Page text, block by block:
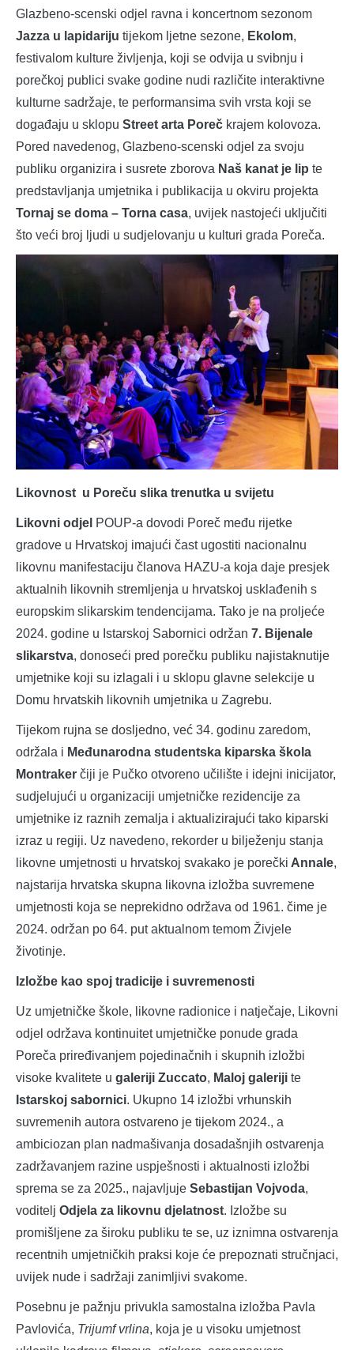
Glazbeno-scenski odjel ravna i koncertnom sezonom
Jazza u lapidariju tijekom ljetne sezone, Ekolom,
festivalom kulture življenja, koji se odvija u svibnju i
porečkoj publici svake godine nudi različite interaktivne
kulturne sadržaje, te performansima svih vrsta koji se
događaju u sklopu Street arta Poreč krajem kolovoza.
Pored navedenog, Glazbeno-scenski odjel za svoju
publiku organizira i susrete zborova Naš kanat je lip te
predstavljanja umjetnika i publikacija u okviru projekta
Tornaj se doma – Torna casa, uvijek nastojeći uključiti
što veći broj ljudi u sudjelovanju u kulturi grada Poreča.
Likovnost u Poreču slika trenutka u svijetu
Likovni odjel POUP-a dovodi Poreč među rijetke
gradove u Hrvatskoj imajući čast ugostiti nacionalnu
likovnu manifestaciju članova HAZU-a koja daje presjek
aktualnih likovnih stremljenja u hrvatskoj usklađenih s
europskim slikarskim tendencijama. Tako je na proljeće
2024. godine u Istarskoj Sabornici održan 7. Bijenale
slikarstva, donoseći pred porečku publiku najistaknutije
umjetnike koji su izlagali i u sklopu glavne selekcije u
Domu hrvatskih likovnih umjetnika u Zagrebu.
Tijekom rujna se dosljedno, već 34. godinu zaredom,
održala i Međunarodna studentska kiparska škola
Montraker čiji je Pučko otvoreno učilište i idejni inicijator,
sudjelujući u organizaciji umjetničke rezidencije za
umjetnike iz raznih zemalja i aktualizirajući tako kiparski
izraz u regiji. Uz navedeno, rekorder u bilježenju stanja
likovne umjetnosti u hrvatskoj svakako je porečki Annale,
najstarija hrvatska skupna likovna izložba suvremene
umjetnosti koja se neprekidno održava od 1961. čime je
2024. održan po 64. put aktualnom temom Živjele
životinje.
Izložbe kao spoj tradicije i suvremenosti
Uz umjetničke škole, likovne radionice i natječaje, Likovni
odjel održava kontinuitet umjetničke ponude grada
Poreča priređivanjem pojedinačnih i skupnih izložbi
visoke kvalitete u galeriji Zuccato, Maloj galeriji te
Istarskoj sabornici. Ukupno 14 izložbi vrhunskih
suvremenih autora ostvareno je tijekom 2024., a
ambiciozan plan nadmašivanja dosadašnjih ostvarenja
zadržavanjem razine uspješnosti i aktualnosti izložbi
sprema se za 2025., najavljuje Sebastijan Vojvoda,
voditelj Odjela za likovnu djelatnost. Izložbe su
promišljene za široku publiku te se, uz iznimna ostvarenja
recentnih umjetničkih praksi koje će prepoznati stručnjaci,
uvijek nude i sadržaji zanimljivi svakome.
Posebnu je pažnju privukla samostalna izložba Pavla
Pavlovića, Trijumf vrlina, koja je u visoku umjetnost